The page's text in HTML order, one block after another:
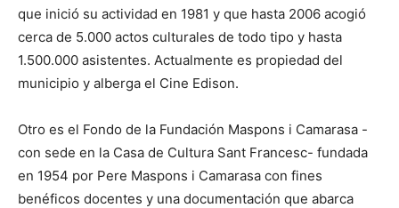
que inició su actividad en 1981 y que hasta 2006 acogió
cerca de 5.000 actos culturales de todo tipo y hasta
1.500.000 asistentes. Actualmente es propiedad del
municipio y alberga el Cine Edison.
Otro es el Fondo de la Fundación Maspons i Camarasa -
con sede en la Casa de Cultura Sant Francesc- fundada
en 1954 por Pere Maspons i Camarasa con fines
benéficos docentes y una documentación que abarca